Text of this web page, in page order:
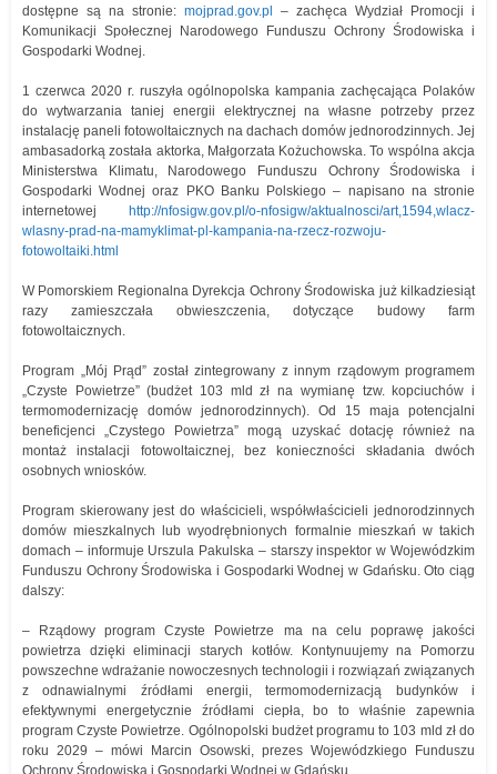
dostępne są na stronie: mojprad.gov.pl
– zachęca Wydział Promocji i
Komunikacji Społecznej Narodowego Funduszu Ochrony Środowiska i
Gospodarki Wodnej.
1 czerwca 2020 r. ruszyła ogólnopolska kampania zachęcająca Polaków
do wytwarzania taniej energii elektrycznej na własne potrzeby przez
instalację paneli fotowoltaicznych na dachach domów jednorodzinnych. Jej
ambasadorką została aktorka, Małgorzata Kożuchowska. To wspólna akcja
Ministerstwa Klimatu, Narodowego Funduszu Ochrony Środowiska i
Gospodarki Wodnej oraz PKO Banku Polskiego – napisano na stronie
internetowej
http://nfosigw.gov.pl/o-nfosigw/aktualnosci/art,1594,wlacz-
wlasny-prad-na-mamyklimat-pl-kampania-na-rzecz-rozwoju-
fotowoltaiki.html
W Pomorskiem Regionalna Dyrekcja Ochrony Środowiska już kilkadziesiąt
razy zamieszczała obwieszczenia, dotyczące budowy farm
fotowoltaicznych.
Program „Mój Prąd” został zintegrowany z innym rządowym programem
„Czyste Powietrze” (budżet 103 mld zł na wymianę tzw. kopciuchów i
termomodernizację domów jednorodzinnych). Od 15 maja potencjalni
beneficjenci „Czystego Powietrza” mogą uzyskać dotację również na
montaż instalacji fotowoltaicznej, bez konieczności składania dwóch
osobnych wniosków.
Program skierowany jest do właścicieli, współwłaścicieli jednorodzinnych
domów mieszkalnych lub wyodrębnionych formalnie mieszkań w takich
domach – informuje Urszula Pakulska – starszy inspektor w Wojewódzkim
Funduszu Ochrony Środowiska i Gospodarki Wodnej w Gdańsku. Oto ciąg
dalszy:
– Rządowy program Czyste Powietrze ma na celu poprawę jakości
powietrza dzięki eliminacji starych kotłów. Kontynuujemy na Pomorzu
powszechne wdrażanie nowoczesnych technologii i rozwiązań związanych
z odnawialnymi źródłami energii, termomodernizacją budynków i
efektywnymi energetycznie źródłami ciepła, bo to właśnie zapewnia
program Czyste Powietrze. Ogólnopolski budżet programu to 103 mld zł do
roku 2029 – mówi Marcin Osowski, prezes Wojewódzkiego Funduszu
Ochrony Środowiska i Gospodarki Wodnej w Gdańsku.